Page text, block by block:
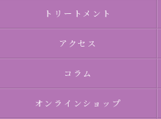
トリートメント
アクセス
コラム
オンラインショップ